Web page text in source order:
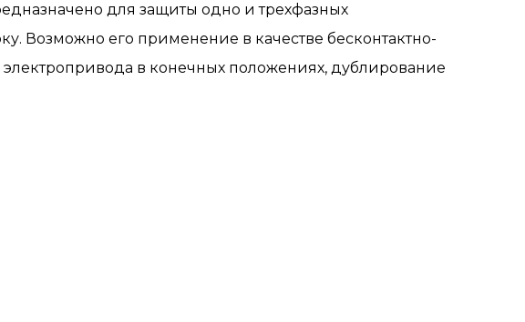
для защиты одно и трехфазных
Возможно его применение в качестве бесконтактно-
в конечных положениях, дублирование